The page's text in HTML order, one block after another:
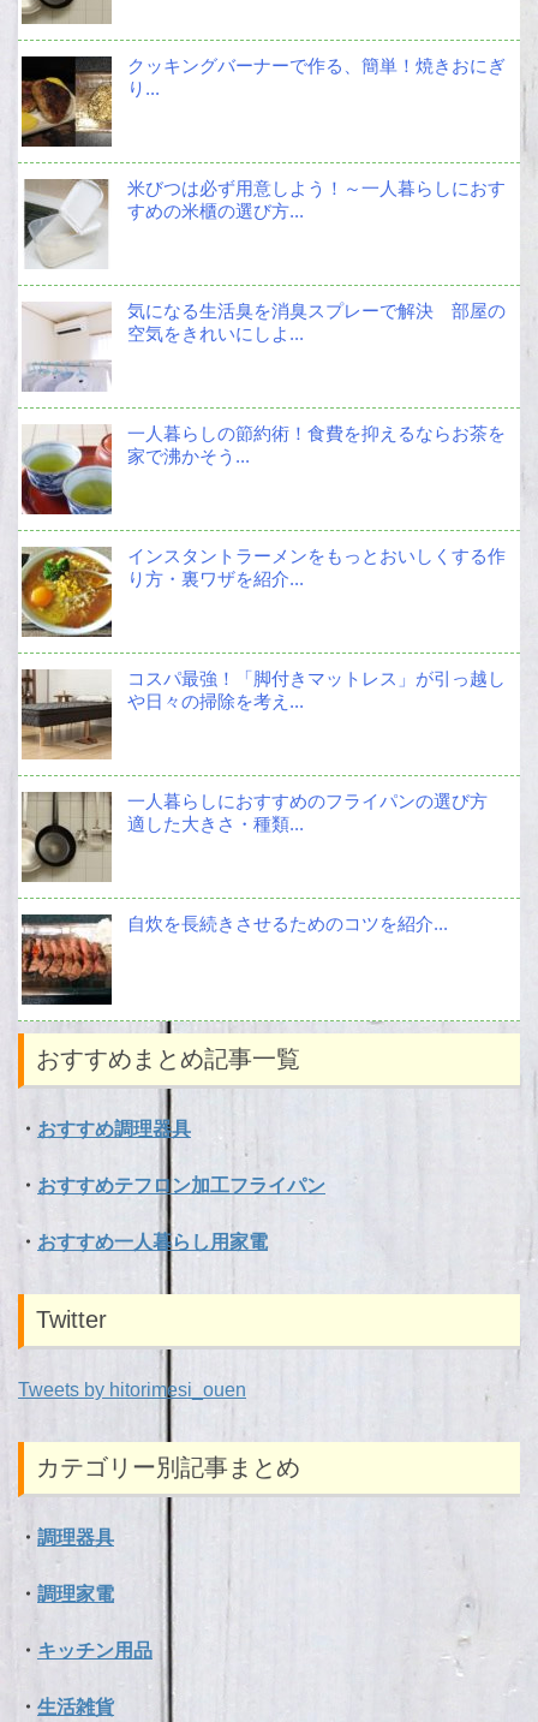
クッキングバーナーで作る、簡単！焼きおにぎ
り...
米びつは必ず用意しよう！～一人暮らしにおす
すめの米櫃の選び方...
気になる生活臭を消臭スプレーで解決 部屋の
空気をきれいにしよ...
一人暮らしの節約術！食費を抑えるならお茶を
家で沸かそう...
インスタントラーメンをもっとおいしくする作
り方・裏ワザを紹介...
コスパ最強！「脚付きマットレス」が引っ越し
や日々の掃除を考え...
一人暮らしにおすすめのフライパンの選び方
適した大きさ・種類...
自炊を長続きさせるためのコツを紹介...
おすすめまとめ記事一覧
・ おすすめ調理器具
・ おすすめテフロン加工フライパン
・ おすすめ一人暮らし用家電
Twitter
Tweets by hitorimesi_ouen
カテゴリー別記事まとめ
・ 調理器具
・ 調理家電
・ キッチン用品
・ 生活雑貨